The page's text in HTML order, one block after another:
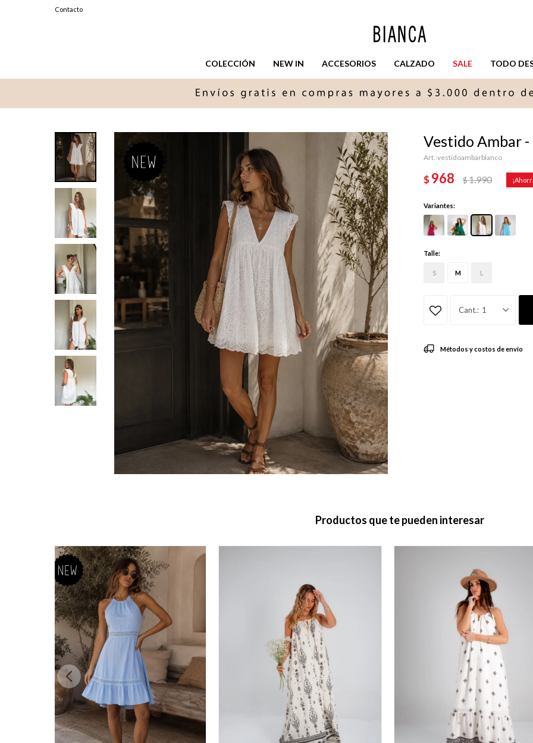
COLECCIÓN NEW IN ACCESORIOS CALZADO SALE TODO
Contacto
Vestido Ambar -
vestidoambarblanco
$968 $1.990
Variantes:
Talle:
S M L
1
Métodos y costos de envío
Productos que te pueden interesar